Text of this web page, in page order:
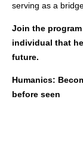
serving as a
Join the
individual that
future.
Humanics:
before seen